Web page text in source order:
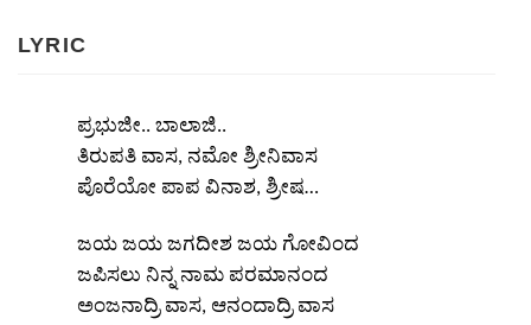
LYRIC
ಪ್ರಭುಜೀ.. ಬಾಲಾಜಿ..
ತಿರುಪತಿ ವಾಸ, ನಮೋ ಶ್ರೀನಿವಾಸ
ಪೊರೆಯೋ ಪಾಪ ವಿನಾಶ, ಶ್ರೀಷ…
ಜಯ ಜಯ ಜಗದೀಶ ಜಯ ಗೋವಿಂದ
ಜಪಿಸಲು ನಿನ್ನ ನಾಮ ಪರಮಾನಂದ
ಅಂಜನಾದ್ರಿ ವಾಸ, ಆನಂದಾದ್ರಿ ವಾಸ